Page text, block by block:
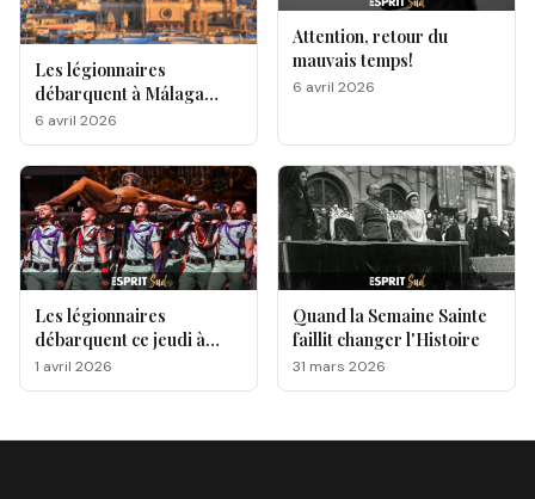
Les légionnaires
débarquent à Málaga
pour la Semaine Sainte
6 avril 2026
Attention, retour du
mauvais temps!
6 avril 2026
Les légionnaires
débarquent ce jeudi à
Málaga, voici le
programme !
1 avril 2026
Quand la Semaine Sainte
faillit changer l'Histoire
31 mars 2026